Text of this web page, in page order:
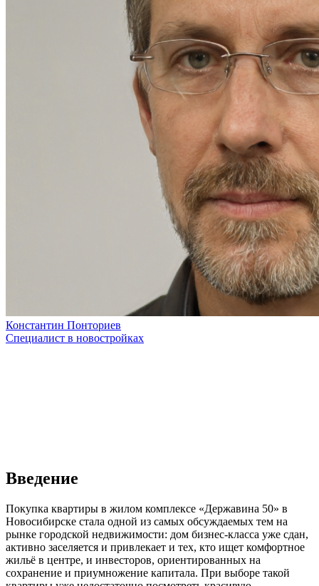
Константин Понториев
Специалист в новостройках
Введение
Покупка квартиры в жилом комплексе «Державина 50» в
Новосибирске стала одной из самых обсуждаемых тем на
рынке городской недвижимости: дом бизнес-класса уже сдан,
активно заселяется и привлекает и тех, кто ищет комфортное
жильё в центре, и инвесторов, ориентированных на
сохранение и приумножение капитала. При выборе такой